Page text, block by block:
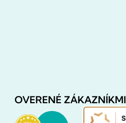
OVERENÉ ZÁKAZNÍKMI